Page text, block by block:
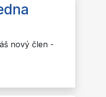
nový člen -